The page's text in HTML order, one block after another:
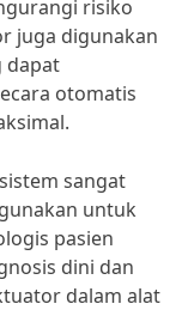
risiko
juga digunakan
dapat
otomatis
sangat
untuk
pasien
dini dan
dalam alat